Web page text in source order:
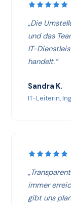
„Die
und das
IT-
handelt.“
Sandra K.
IT-Leiterin,
immer
gibt uns